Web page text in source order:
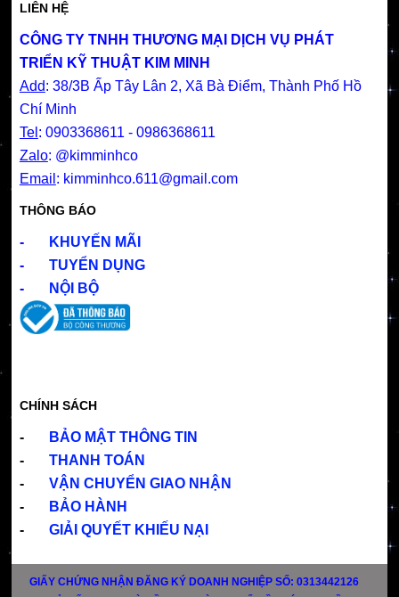
GIẤY CHỨNG NHẬN ĐĂNG KÝ DOANH NGHIỆP SỐ: 0313442126
LIÊN HỆ
CÔNG TY TNHH THƯƠNG MẠI DỊCH VỤ PHÁT
TRIỂN KỸ THUẬT KIM MINH
Add: 38/3B Ấp Tây Lân 2, Xã Bà Điểm, Thành Phố Hồ
Chí Minh
Tel : 0903368611 - 0986368611
Zalo: @kimminhco
Email : kimminhco.611@gmail.com
THÔNG BÁO
-
KHUYẾN MÃI
- TUYỂN DỤNG
-
NỘI BỘ
CHÍNH SÁCH
-
BẢO MẬT THÔNG TIN
- THANH TOÁN
- VẬN CHUYỂN GIAO NHẬN
-
BẢO HÀNH
- GIẢI QUYẾT KHIẾU NẠI